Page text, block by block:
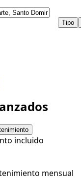
Tipo
incluido
mensual